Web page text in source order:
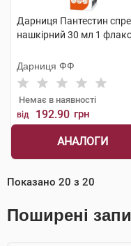
Дарниця Пантестин
нашкірний 30 мл 1
Дарниця ФФ
Немає в наявності
від 192.90 грн
АНАЛОГИ
Показано 20 з 20
Поширені